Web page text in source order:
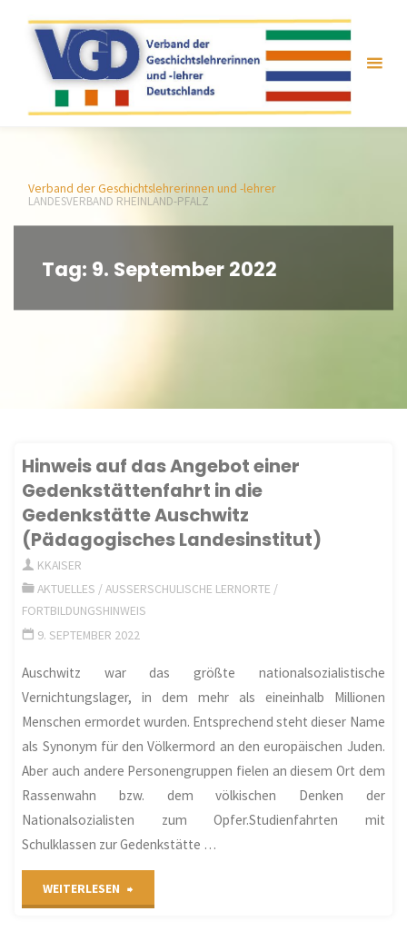
springen
Verband der Geschichtslehrerinnen und -lehrer
LANDESVERBAND RHEINLAND-PFALZ
Tag: 9. September 2022
Hinweis auf das Angebot einer
Gedenkstättenfahrt in die
Gedenkstätte Auschwitz
(Pädagogisches Landesinstitut)
KKAISER
AKTUELLES /AUSSERSCHULISCHE LERNORTE
/
FORTBILDUNGSHINWEIS
9. SEPTEMBER 2022
Auschwitz war das größte nationalsozialistische
Vernichtungslager, in dem mehr als eineinhalb Millionen
Menschen ermordet wurden. Entsprechend steht dieser Name
als Synonym für den Völkermord an den europäischen Juden.
Aber auch andere Personengruppen fielen an diesem Ort dem
Rassenwahn bzw. dem völkischen Denken der
Nationalsozialisten zum Opfer.Studienfahrten mit
Schulklassen zur Gedenkstätte …
WEITERLESEN